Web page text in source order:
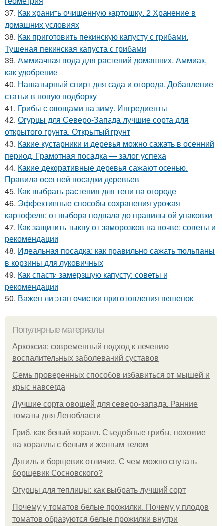
37. Как хранить очищенную картошку. 2 Хранение в
домашних условиях
38. Как приготовить пекинскую капусту с грибами.
Тушеная пекинская капуста с грибами
39. Аммиачная вода для растений домашних. Аммиак,
как удобрение
40. Нашатырный спирт для сада и огорода. Добавление
статьи в новую подборку
41. Грибы с овощами на зиму. Ингредиенты
42. Огурцы для Северо-Запада лучшие сорта для
открытого грунта. Открытый грунт
43. Какие кустарники и деревья можно сажать в осенний
период. Грамотная посадка — залог успеха
44. Какие декоративные деревья сажают осенью.
Правила осенней посадки деревьев
45. Как выбрать растения для тени на огороде
46. Эффективные способы сохранения урожая
картофеля: от выбора подвала до правильной упаковки
47. Как защитить тыкву от заморозков на почве: советы и
рекомендации
48. Идеальная посадка: как правильно сажать тюльпаны
в корзины для луковичных
49. Как спасти замерзшую капусту: советы и
рекомендации
50. Важен ли этап очистки приготовления вешенок
Популярные материалы
Аркоксиа: современный подход к лечению
воспалительных заболеваний суставов
Семь проверенных способов избавиться от мышей и
крыс навсегда
Лучшие сорта овощей для северо-запада. Ранние
томаты для Ленобласти
Гриб, как белый коралл. Съедобные грибы, похожие
на кораллы с белым и желтым телом
Дягиль и борщевик отличие. С чем можно спутать
борщевик Сосновского?
Огурцы для теплицы: как выбрать лучший сорт
Почему у томатов белые прожилки. Почему у плодов
томатов образуются белые прожилки внутри